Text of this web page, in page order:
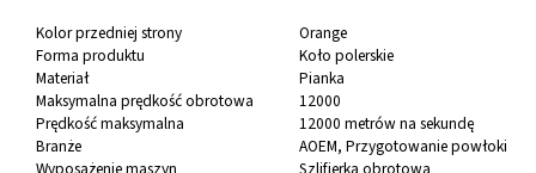
Kolor przedniej strony
Orange
Forma produktu
Koło polerskie
Materiał
Pianka
Maksymalna prędkość obrotowa
12000
Prędkość maksymalna
12000 metrów na sekundę
Branże
AOEM, Przygotowanie powłoki
Wyposażenie maszyn
Szlifierka obrotowa